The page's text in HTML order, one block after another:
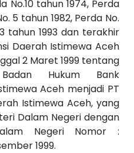
No.10 tahun 1974, Perda
5 tahun 1982, Perda No.
tahun 1993 dan terakhir
Daerah Istimewa Aceh
2 Maret 1999 tentang
Hukum Bank
Aceh menjadi PT
Istimewa Aceh, yang
Dalam Negeri dengan
Negeri Nomor :
1999.